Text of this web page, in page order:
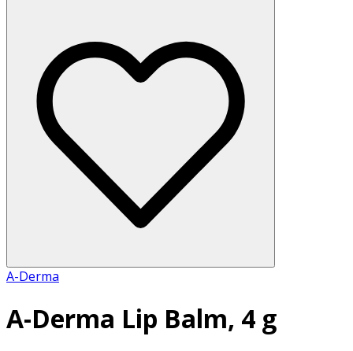
A-Derma
A-Derma Lip Balm, 4 g